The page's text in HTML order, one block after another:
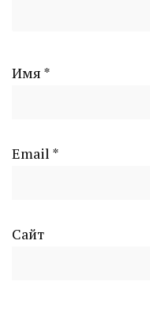
Имя *
Email *
Сайт